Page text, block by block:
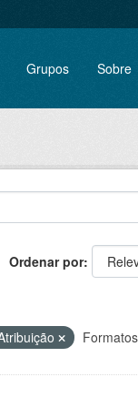
Grupos Sobre
Ordenar por